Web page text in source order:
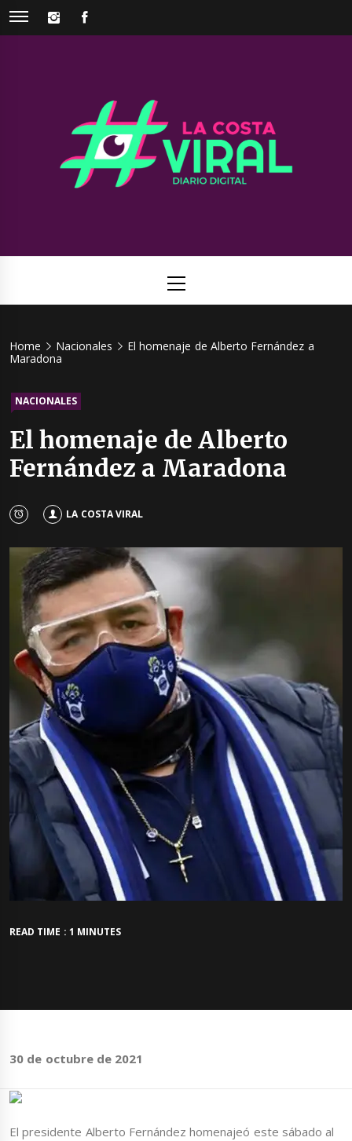
Skip
INSTAGRAM
Viral
Menu
Home Nacionales
El homenaje de Alberto Fernández a
Maradona
NACIONALES
El homenaje de Alberto
Fernández a Maradona
LA COSTA VIRAL
READ TIME : 1 MINUTES
30 de octubre de 2021
El presidente Alberto Fernández homenajeó este sábado al